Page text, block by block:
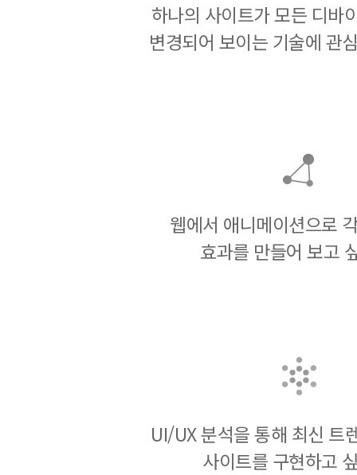
하나의 사이트가 모든 디바
변경되어 보이는 기술에 관
웹에서 애니메이션으로
효과를 만들어 보고
UI/UX 분석을 통해 최신 트
사이트를 구현하고